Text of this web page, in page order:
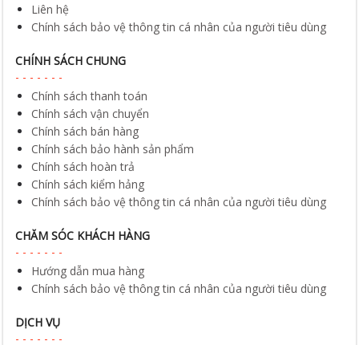
Liên hệ
Chính sách bảo vệ thông tin cá nhân của người tiêu dùng
CHÍNH SÁCH CHUNG
Chính sách thanh toán
Chính sách vận chuyển
Chính sách bán hàng
Chính sách bảo hành sản phẩm
Chính sách hoàn trả
Chính sách kiểm hảng
Chính sách bảo vệ thông tin cá nhân của người tiêu dùng
CHĂM SÓC KHÁCH HÀNG
Hướng dẫn mua hàng
Chính sách bảo vệ thông tin cá nhân của người tiêu dùng
DỊCH VỤ